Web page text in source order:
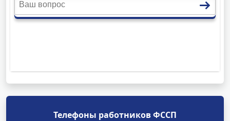
Телефоны работников ФССП